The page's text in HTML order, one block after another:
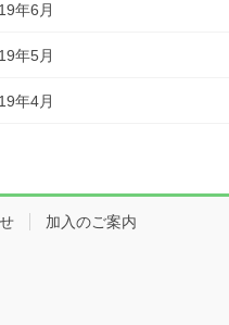
年6月
年5月
年4月
加入のご案内